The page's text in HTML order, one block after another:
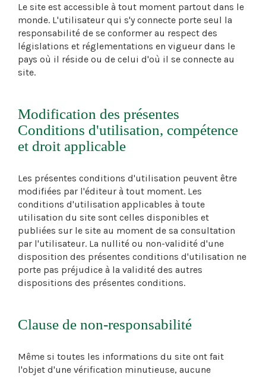
Le site est accessible à tout moment partout dans le
monde. L'utilisateur qui s'y connecte porte seul la
responsabilité de se conformer au respect des
législations et réglementations en vigueur dans le
pays où il réside ou de celui d'où il se connecte au
site.
Modification des présentes
Conditions d'utilisation, compétence
et droit applicable
Les présentes conditions d'utilisation peuvent être
modifiées par l'éditeur à tout moment. Les
conditions d'utilisation applicables à toute
utilisation du site sont celles disponibles et
publiées sur le site au moment de sa consultation
par l'utilisateur. La nullité ou non-validité d'une
disposition des présentes conditions d'utilisation ne
porte pas préjudice à la validité des autres
dispositions des présentes conditions.
Clause de non-responsabilité
Même si toutes les informations du site ont fait
l'objet d'une vérification minutieuse, aucune